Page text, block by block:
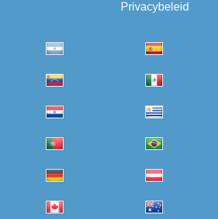
Privacybeleid